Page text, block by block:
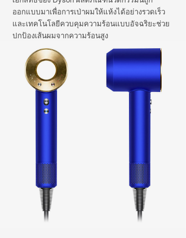
ออกแบบมาเพื่อการเป่าผมให้แห้งได้อย่างรวดเร็ว
และเทคโนโลยีควบคุมความร้อนแบบอัจฉริยะช่วย
ปกป้องเส้นผมจากความร้อนสูง